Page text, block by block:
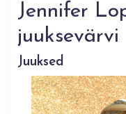
Jennifer
juuksevärvi
Juuksed